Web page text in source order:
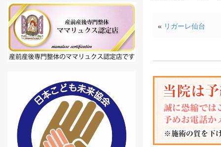
« リガーレ仙台